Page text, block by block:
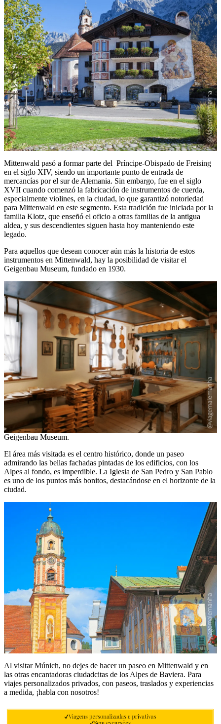
Mittenwald pasó a formar parte del Príncipe-Obispado de Freising
en el siglo XIV, siendo un importante punto de entrada de
mercancías por el sur de Alemania. Sin embargo, fue en el siglo
XVII cuando comenzó la fabricación de instrumentos de cuerda,
especialmente violines, en la ciudad, lo que garantizó notoriedad
para Mittenwald en este segmento. Esta tradición fue iniciada por la
familia Klotz, que enseñó el oficio a otras familias de la antigua
aldea, y sus descendientes siguen hasta hoy manteniendo este
legado.
Para aquellos que desean conocer aún más la historia de estos
instrumentos en Mittenwald, hay la posibilidad de visitar el
Geigenbau Museum, fundado en 1930.
Geigenbau Museum.
El área más visitada es el centro histórico, donde un paseo
admirando las bellas fachadas pintadas de los edificios, con los
Alpes al fondo, es imperdible. La Iglesia de San Pedro y San Pablo
es uno de los puntos más bonitos, destacándose en el horizonte de la
ciudad.
Al visitar Múnich, no dejes de hacer un paseo en Mittenwald y en
las otras encantadoras ciudadcitas de los Alpes de Baviera. Para
viajes personalizados privados, con paseos, traslados y experiencias
a medida, ¡habla con nosotros!